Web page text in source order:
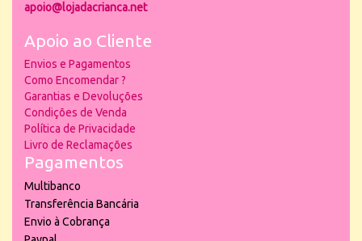
apoio@lojadacrianca.net
Apoio ao Cliente
Envios e Pagamentos
Como Encomendar ?
Garantias e Devoluções
Condições de Venda
Política de Privacidade
Livro de Reclamações
Pagamentos
Multibanco
Transferência Bancária
Envio à Cobrança